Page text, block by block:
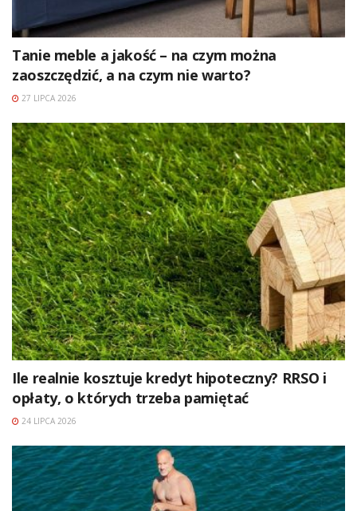
Tanie meble a jakość – na czym można
zaoszczędzić, a na czym nie warto?
27 LIPCA 2026
Ile realnie kosztuje kredyt hipoteczny? RRSO i
opłaty, o których trzeba pamiętać
24 LIPCA 2026